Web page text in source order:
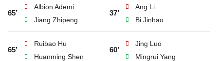
65’
Albion Ademi
Jiang Zhipeng
37’
Ang Li
Bi Jinhao
65’
Ruibao Hu
Huanming Shen
60’
Jing Luo
Mingrui Yang